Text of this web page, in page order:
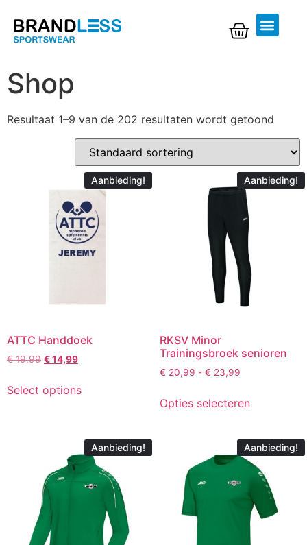
Shop
Resultaat 1–9 van de 202 resultaten wordt getoond
Aanbieding!
ATTC Handdoek
€19,99 €14,99
Select options
Aanbieding!
RKSV Minor
Trainingsbroek senioren
€ 20,99 - € 23,99
Opties selecteren
Aanbieding! Aanbieding!